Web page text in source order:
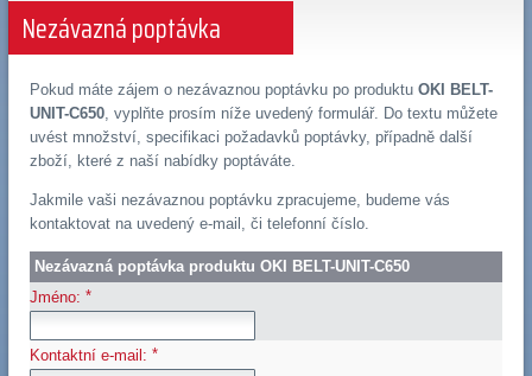
Nezávazná poptávka
Pokud máte zájem o nezávaznou poptávku po produktu OKI BELT-
UNIT-C650, vyplňte prosím níže uvedený formulář. Do textu můžete
uvést množství, specifikaci požadavků poptávky, případně další
zboží, které z naší nabídky poptáváte.
Jakmile vaši nezávaznou poptávku zpracujeme, budeme vás
kontaktovat na uvedený e-mail, či telefonní číslo.
Nezávazná poptávka produktu OKI BELT-UNIT-C650
Jméno: *
Kontaktní e-mail: *